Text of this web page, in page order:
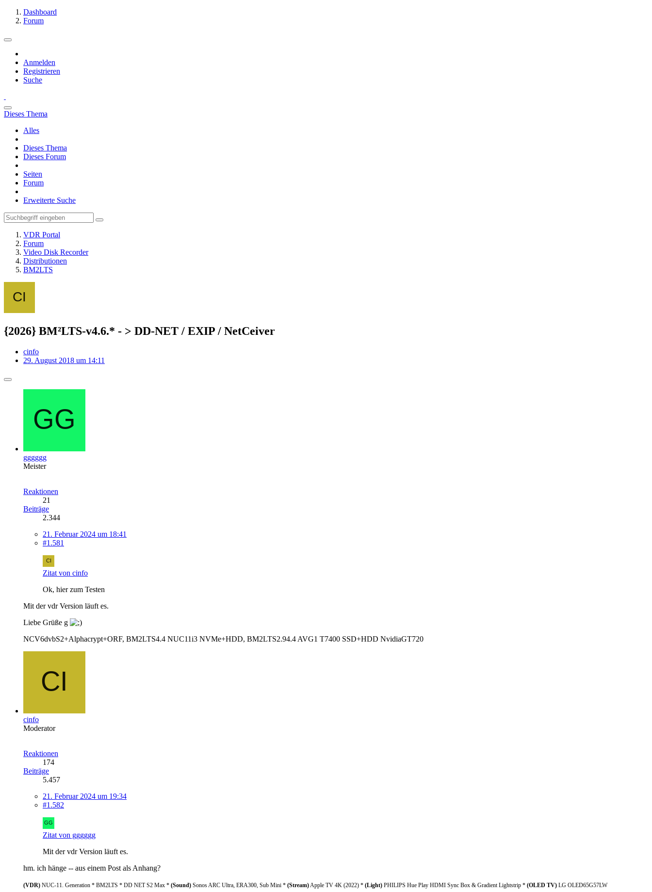
Dashboard
Forum
Anmelden
Registrieren
Suche
Dieses Thema
Alles
Dieses Thema
Dieses Forum
Seiten
Forum
Erweiterte Suche
VDR Portal
Forum
Video Disk Recorder
Distributionen
BM2LTS
{2026} BM²LTS-v4.6.* - > DD-NET / EXIP / NetCeiver
cinfo
29. August 2018 um 14:11
gggggg
Meister
Reaktionen
21
Beiträge
2.344
21. Februar 2024 um 18:41
#1.581
Zitat von cinfo
Ok, hier zum Testen
Mit der vdr Version läuft es.
Liebe Grüße g
NCV6dvbS2+Alphacrypt+ORF, BM2LTS4.4 NUC11i3 NVMe+HDD, BM2LTS2.94.4 AVG1 T7400 SSD+HDD NvidiaGT720
cinfo
Moderator
Reaktionen
174
Beiträge
5.457
21. Februar 2024 um 19:34
#1.582
Zitat von gggggg
Mit der vdr Version läuft es.
hm. ich hänge -- aus einem Post als Anhang?
(VDR) NUC-11. Generation * BM2LTS * DD NET S2 Max * (Sound) Sonos ARC Ultra, ERA300, Sub Mini * (Stream)Apple TV 4K (2022) * (Light) PHILIPS Hue Play HDMI Sync Box & Gradient Lightstrip * (OLED TV) LG OLED65G57LW